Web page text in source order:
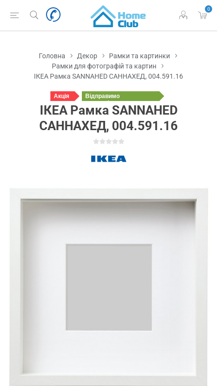
0
Головна Декор
Рамки та картинки
Рамки для фотографій та картин
ІКЕА Рамка SANNAHED САННАХЕД, 004.591.16
Акція
Відправимо
у понеділок
ІКЕА Рамка SANNAHED
САННАХЕД, 004.591.16